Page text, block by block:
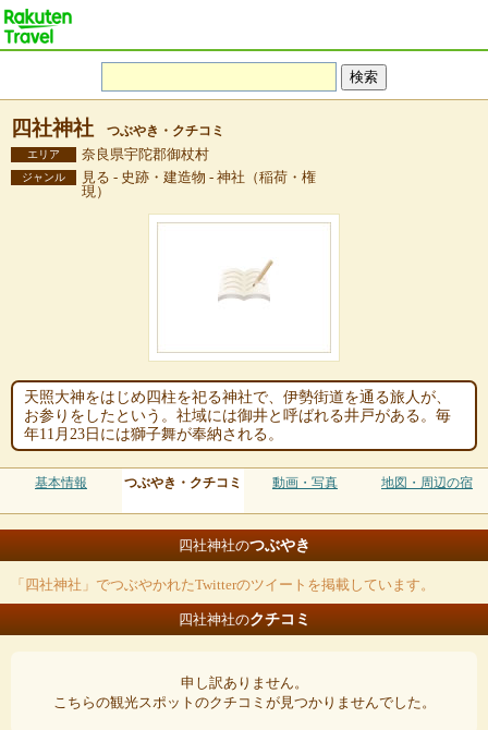
四社神社 つぶやき・クチコミ
エリア 奈良県宇陀郡御杖村
ジャンル
見る - 史跡・建造物 - 神社（稲荷・権
現）
天照大神をはじめ四柱を祀る神社で、伊勢街道を通る旅人が、
お参りをしたという。社域には御井と呼ばれる井戸がある。毎
年11月23日には獅子舞が奉納される。
基本情報 つぶやき・クチコミ 動画・写真 地図・周辺の宿
四社神社のつぶやき
「四社神社」でつぶやかれたTwitterのツイートを掲載しています。
四社神社のクチコミ
申し訳ありません。
こちらの観光スポットのクチコミが見つかりませんでした。